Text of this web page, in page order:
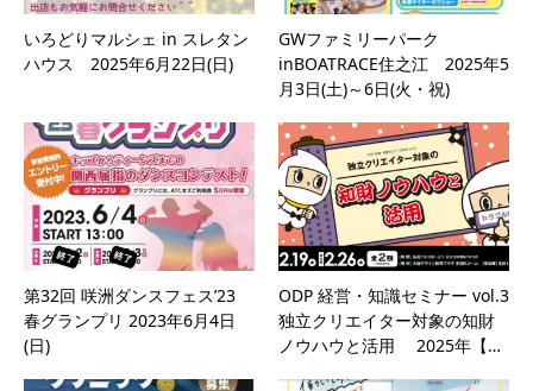
いろどりマルシェ in スレタン
ハウス 2025年6月22日(日)
GWファミリーパーク
inBOATRACE住之江 2025年5
月3日(土)～6日(火・祝)
第32回 咲洲ダンスフェス’23
春グランプリ 2023年6月4日
(日)
ODP 経営・知識セミナー vol.3
独立クリエイター対象の知財
ノウハウと活用 2025年【…